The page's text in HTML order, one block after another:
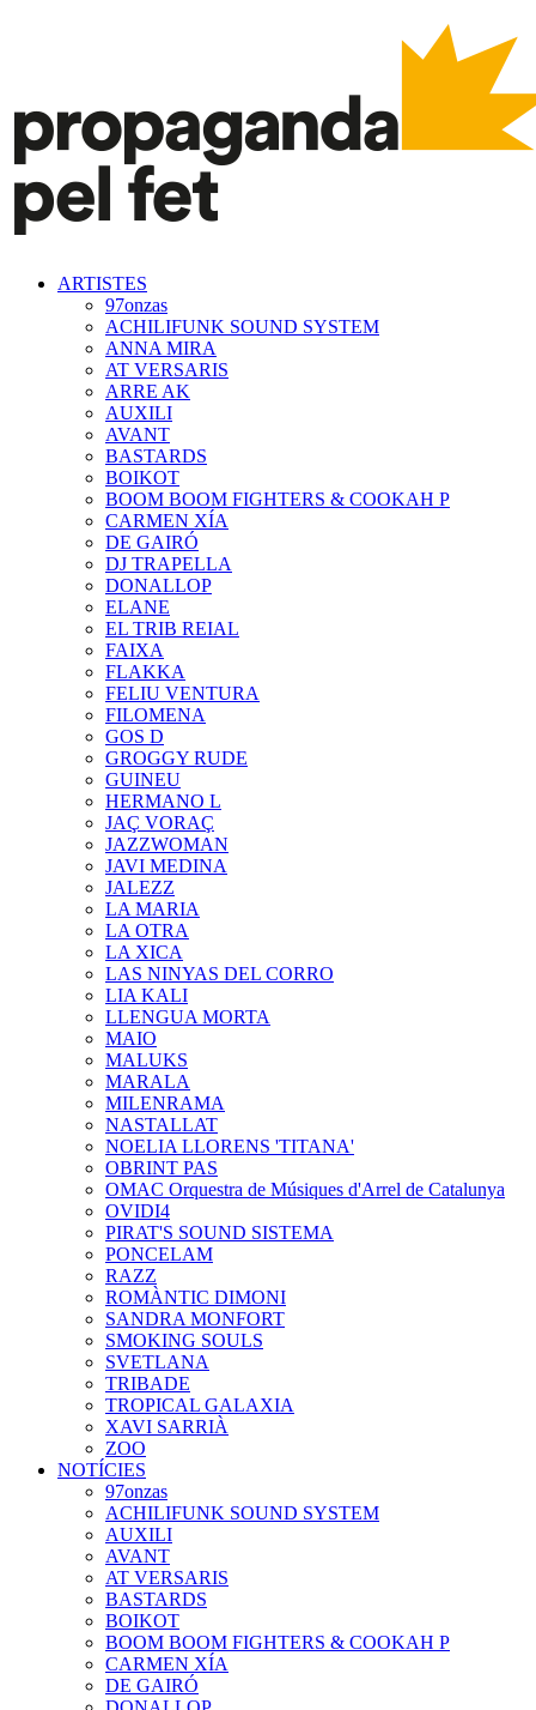
ARTISTES
97onzas
ACHILIFUNK SOUND SYSTEM
ANNA MIRA
AT VERSARIS
ARRE AK
AUXILI
AVANT
BASTARDS
BOIKOT
BOOM BOOM FIGHTERS & COOKAH P
CARMEN XÍA
DE GAIRÓ
DJ TRAPELLA
DONALLOP
ELANE
EL TRIB REIAL
FAIXA
FLAKKA
FELIU VENTURA
FILOMENA
GOS D
GROGGY RUDE
GUINEU
HERMANO L
JAÇ VORAÇ
JAZZWOMAN
JAVI MEDINA
JALEZZ
LA MARIA
LA OTRA
LA XICA
LAS NINYAS DEL CORRO
LIA KALI
LLENGUA MORTA
MAIO
MALUKS
MARALA
MILENRAMA
NASTALLAT
NOELIA LLORENS 'TITANA'
OBRINT PAS
OMAC Orquestra de Músiques d'Arrel de Catalunya
OVIDI4
PIRAT'S SOUND SISTEMA
PONCELAM
RAZZ
ROMÀNTIC DIMONI
SANDRA MONFORT
SMOKING SOULS
SVETLANA
TRIBADE
TROPICAL GALAXIA
XAVI SARRIÀ
ZOO
NOTÍCIES
97onzas
ACHILIFUNK SOUND SYSTEM
AUXILI
AVANT
AT VERSARIS
BASTARDS
BOIKOT
BOOM BOOM FIGHTERS & COOKAH P
CARMEN XÍA
DE GAIRÓ